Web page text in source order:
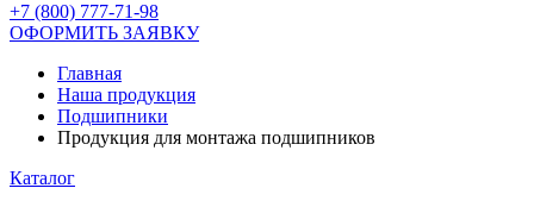
+7 (800) 777-71-98
ОФОРМИТЬ ЗАЯВКУ
Главная
Наша продукция
Подшипники
Продукция для монтажа подшипников
Каталог